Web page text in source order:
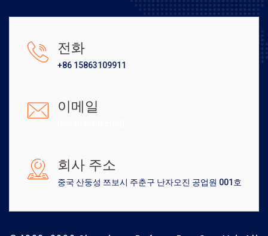
전화
+86 15863109911
이메일
회사 주소
중국 산둥성 쯔보시 주춘구 난자오진 공업원 001호